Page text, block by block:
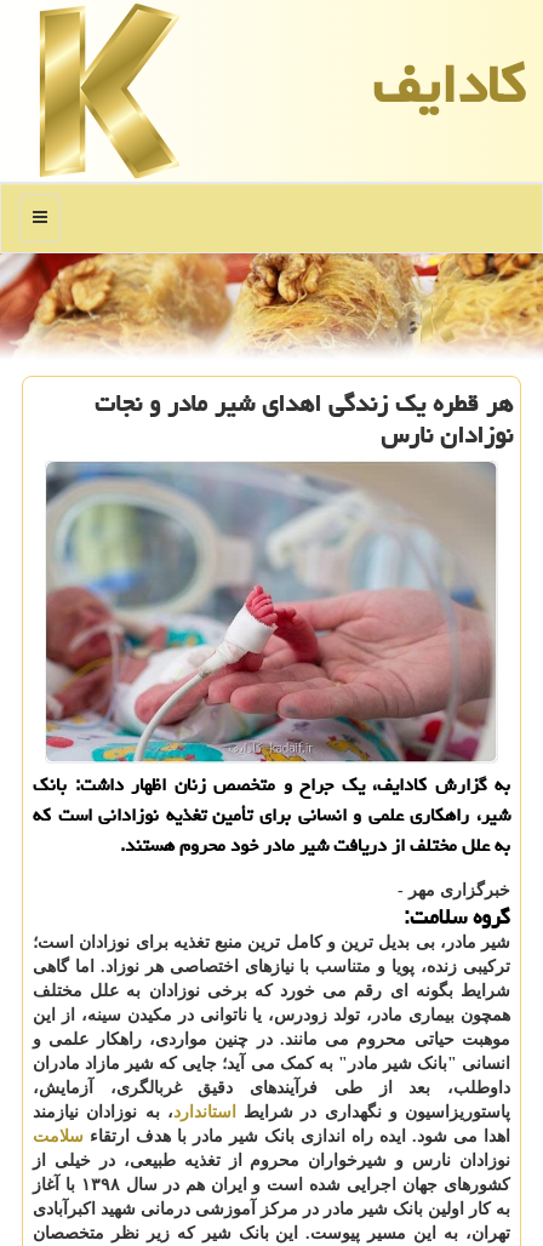
كادایف
منو
هر قطره یک زندگی اهدای شیر مادر و نجات
نوزادان نارس
به گزارش کادایف، یک جراح و متخصص زنان اظهار داشت: بانک
شیر، راهکاری علمی و انسانی برای تأمین تغذیه نوزادانی است که
به علل مختلف از دریافت شیر مادر خود محروم هستند.
خبرگزاری مهر -
گروه سلامت:
شیر مادر، بی بدیل ترین و کامل ترین منبع تغذیه برای نوزادان است؛
ترکیبی زنده، پویا و متناسب با نیازهای اختصاصی هر نوزاد. اما گاهی
شرایط بگونه ای رقم می خورد که برخی نوزادان به علل مختلف
همچون بیماری مادر، تولد زودرس، یا ناتوانی در مکیدن سینه، از این
موهبت حیاتی محروم می مانند. در چنین مواردی، راهکار علمی و
انسانی "بانک شیر مادر" به کمک می آید؛ جایی که شیر مازاد مادران
داوطلب، بعد از طی فرآیندهای دقیق غربالگری، آزمایش،
پاستوریزاسیون و نگهداری در شرایط
استاندارد، به نوزادان نیازمند
اهدا می شود. ایده راه اندازی بانک شیر مادر با هدف ارتقاء سلامت
نوزادان نارس و شیرخواران محروم از تغذیه طبیعی، در خیلی از
کشورهای جهان اجرایی شده است و ایران هم در سال ۱۳۹۸ با آغاز
به کار اولین بانک شیر مادر در مرکز آموزشی درمانی شهید اکبرآبادی
تهران، به این مسیر پیوست. این بانک شیر که زیر نظر متخصصان